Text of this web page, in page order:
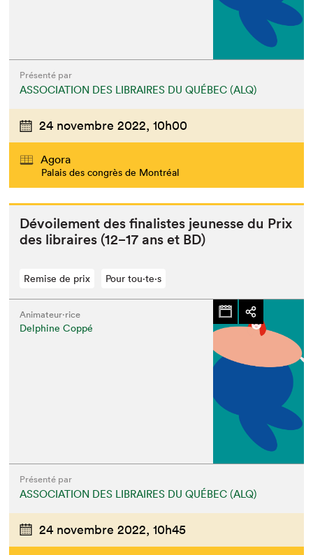
Présenté par
ASSOCIATION DES LIBRAIRES DU QUÉBEC (ALQ)
24 novembre 2022, 10h00
Agora
Palais des congrès de Montréal
Dévoile­ment des final­istes jeunesse du Prix
des libraires (12−17 ans et BD)
Remise de prix Pour tou⋅te⋅s
Animateur⋅rice
Delphine Coppé
Présenté par
ASSOCIATION DES LIBRAIRES DU QUÉBEC (ALQ)
24 novembre 2022, 10h45